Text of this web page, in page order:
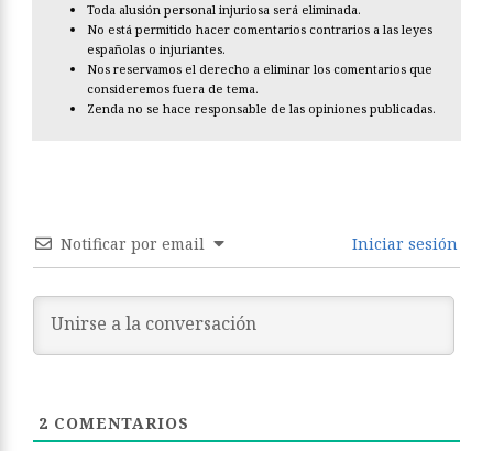
Toda alusión personal injuriosa será eliminada.
No está permitido hacer comentarios contrarios a las leyes
españolas o injuriantes.
Nos reservamos el derecho a eliminar los comentarios que
consideremos fuera de tema.
Zenda no se hace responsable de las opiniones publicadas.
Notificar por email Iniciar sesión
2 COMENTARIOS